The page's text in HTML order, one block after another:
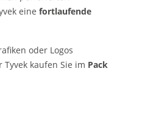
eine fortlaufende
oder Logos
kaufen Sie im Pack